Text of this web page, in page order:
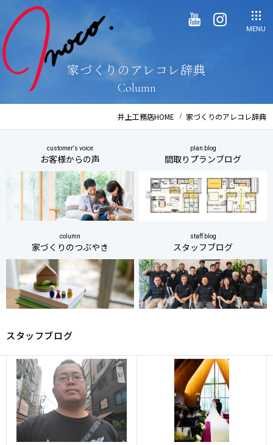
MENU
家づくりのアレコレ辞典
Column
井上工務店HOME 家づくりのアレコレ辞典
customer's voice
お客様からの声
plan blog
間取りプランブログ
column
家づくりのつぶやき
staff blog
スタッフブログ
スタッフブログ